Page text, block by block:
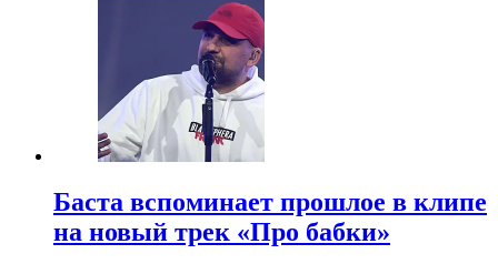
Баста вспоминает прошлое в клипе
на новый трек «Про бабки»